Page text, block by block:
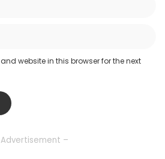
website in this browser for the next
–